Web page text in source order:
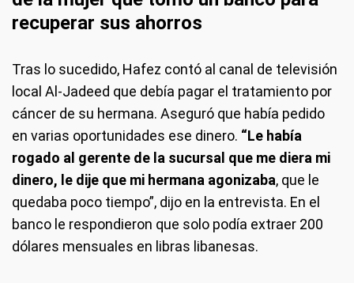
recuperar sus ahorros
Tras lo sucedido, Hafez contó al canal de televisión
local Al-Jadeed que debía pagar el tratamiento por
cáncer de su hermana. Aseguró que había pedido
en varias oportunidades ese dinero. “Le había
rogado al gerente de la sucursal que me diera mi
dinero, le dije que mi hermana agonizaba, que le
quedaba poco tiempo”, dijo en la entrevista. En el
banco le respondieron que solo podía extraer 200
dólares mensuales en libras libanesas.